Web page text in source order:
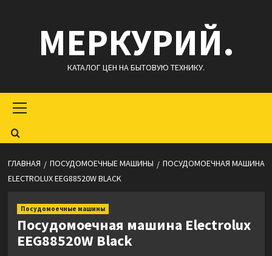
содержимомуМЕРКУРИЙ.
КАТАЛОГ ЦЕН НА БЫТОВУЮ ТЕХНИКУ.
меню
ГЛАВНАЯ ПОСУДОМОЕЧНЫЕ МАШИНЫ
ПОСУДОМОЕЧНАЯ МАШИНА
ELECTROLUX EEG88520W BLACK
Посудомоечные машины
Посудомоечная машина Electrolux
EEG88520W Black